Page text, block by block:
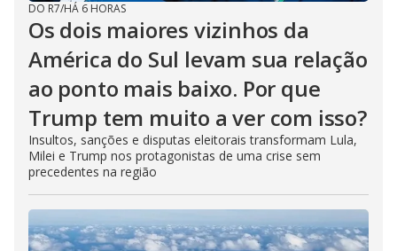
DO R7/HÁ 6 HORAS
Os dois maiores vizinhos da
América do Sul levam sua relação
ao ponto mais baixo. Por que
Trump tem muito a ver com isso?
Insultos, sanções e disputas eleitorais transformam Lula,
Milei e Trump nos protagonistas de uma crise sem
precedentes na região